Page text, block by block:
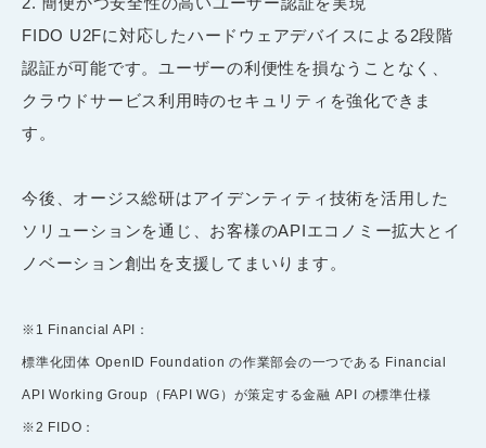
FIDO U2Fに対応したハードウェアデバイスによる2段階
認証が可能です。ユーザーの利便性を損なうことなく、
クラウドサービス利用時のセキュリティを強化できま
す。
今後、オージス総研はアイデンティティ技術を活用した
ソリューションを通じ、お客様のAPIエコノミー拡大とイ
ノベーション創出を支援してまいります。
※1 Financial API：
標準化団体 OpenID Foundation の作業部会の一つである Financial
API Working Group（FAPI WG）が策定する金融 API の標準仕様
※2 FIDO：